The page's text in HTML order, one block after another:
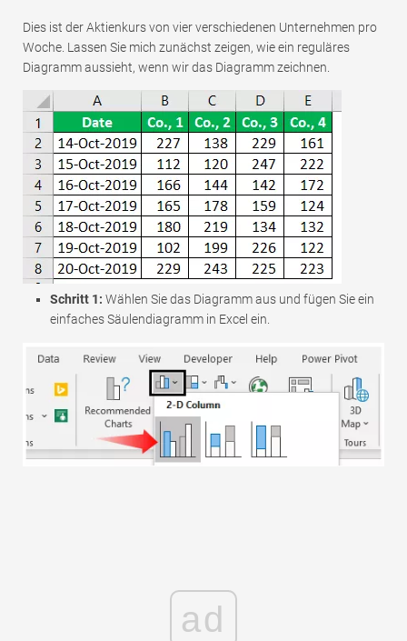
Dies ist der Aktienkurs von vier verschiedenen Unternehmen pro
Woche. Lassen Sie mich zunächst zeigen, wie ein reguläres
Diagramm aussieht, wenn wir das Diagramm zeichnen.
Schritt 1: Wählen Sie das Diagramm aus und fügen Sie ein
einfaches Säulendiagramm in Excel ein.
ad